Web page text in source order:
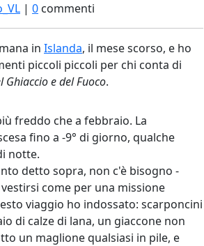
| 0 commenti
in Islanda, il mese scorso, e ho
piccoli piccoli per chi conta di
Ghiaccio e del Fuoco.
freddo che a febbraio. La
fino a -9° di giorno, qualche
notte.
detto sopra, non c'è bisogno -
come per una missione
viaggio ho indossato: scarponcini
di calze di lana, un giaccone non
un maglione qualsiasi in pile, e